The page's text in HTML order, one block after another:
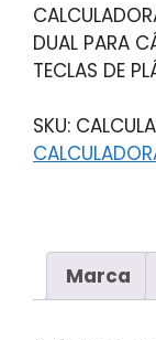
DUAL PARA
TECLAS DE
SKU:
Marca